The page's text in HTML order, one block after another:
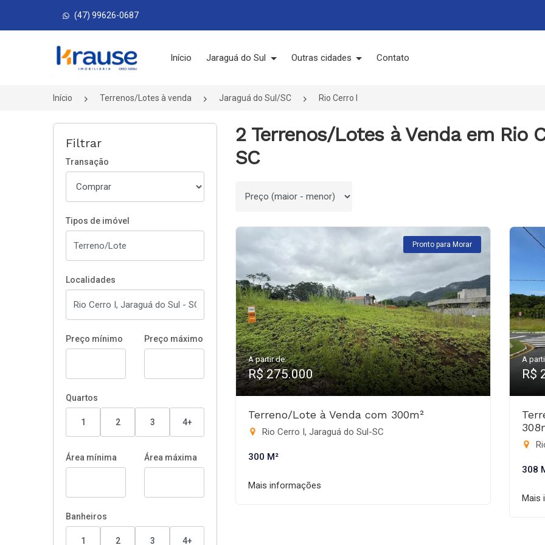
(47) 99626-0687
Página inicial
Início Jaraguá do Sul Outras cidades Contato
Início Terrenos/Lotes à venda Jaraguá do Sul/SC Rio Cerro I
Filtrar
Transação
Tipos de imóvel
Localidades
Preço mínimo Preço máximo
Quartos
1 2 3 4+
Área mínima Área máxima
Banheiros
1 2 3 4+
2 Terrenos/Lotes à Venda em Rio
SC
Ordenar por
Pronto para Morar
A partir de:
R$ 275.000
Terreno/Lote à Venda com 300m²
Rio Cerro I, Jaraguá do Sul-SC
300 M²
Mais informações
A
R$
308
Mais